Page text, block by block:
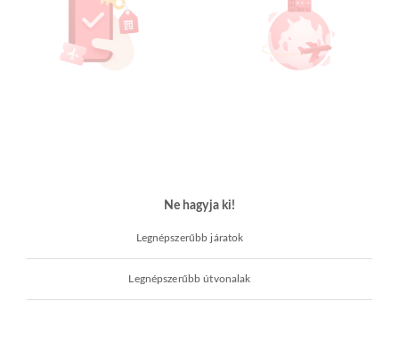
Ne hagyja ki!
Legnépszerűbb járatok
Legnépszerűbb útvonalak